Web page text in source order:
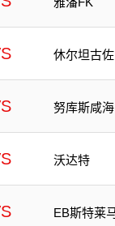
休尔坦古佐
努库斯咸海
沃达特
EB斯特莱